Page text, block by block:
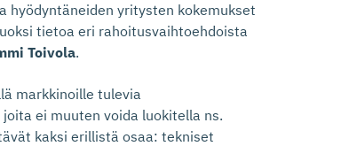
hyödyntäneiden yritysten kokemukset
tietoa eri rahoitusvaihtoehdoista
Toivola.
markkinoille tulevia
ei muuten voida luokitella ns.
kaksi erillistä osaa: tekniset